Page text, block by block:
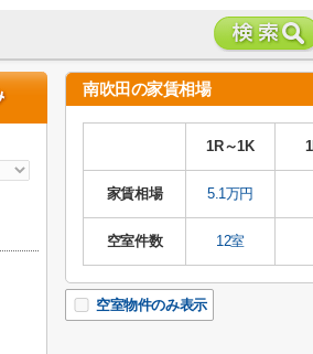
南吹田の家賃相場
1R～1K
家賃相場 5.1万円
空室件数 12室
空室物件のみ表示